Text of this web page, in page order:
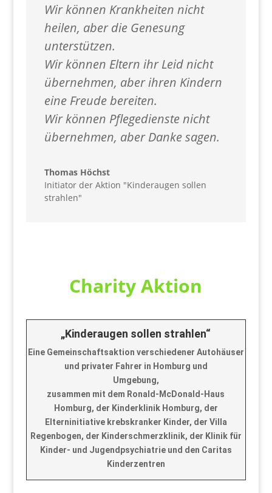
Wir können Krankheiten nicht
heilen, aber die Genesung
unterstützen.
Wir können Eltern ihr Leid nicht
übernehmen, aber ihren Kindern
eine Freude bereiten.
Wir können Pflegedienste nicht
übernehmen, aber Danke sagen.
Thomas Höchst
Initiator der Aktion "Kinderaugen sollen
strahlen"
Charity Aktion
„Kinderaugen sollen strahlen“
Eine Gemeinschaftsaktion verschiedener Autohäuser
und privater Fahrer in Homburg und
Umgebung,
zusammen mit dem Ronald-McDonald-Haus
Homburg, der Kinderklinik Homburg, der
Elterninitiative krebskranker Kinder, der Villa
Regenbogen, der Kinderschmerzklinik, der Klinik für
Kinder- und Jugendpsychiatrie und den Caritas
Kinderzentren